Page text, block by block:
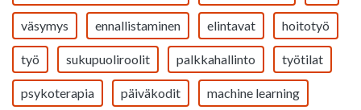
väsymys ennallistaminen elintavat hoitotyö
työ sukupuoliroolit palkkahallinto työtilat
psykoterapia päiväkodit machine learning